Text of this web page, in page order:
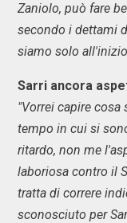
Zaniolo, può fare
secondo i dettami
siamo solo
Sarri ancora
"Vorrei capire
tempo in cui si
ritardo, non me
laboriosa contro il
tratta di correre
sconosciuto per